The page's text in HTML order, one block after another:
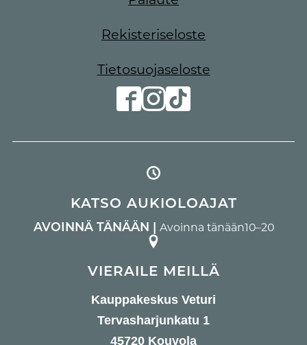
KATSO AUKIOLOAJAT
AVOINNÄ TÄNÄÄN | Avoinna tänään10–20
VIERAILE MEILLÄ
Kauppakeskus Veturi
Tervasharjunkatu 1
45720 Kouvola
Rekisteriseloste
Tietosuojaseloste